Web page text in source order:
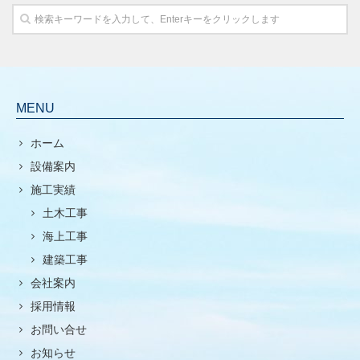
MENU
ホーム
設備案内
施工実績
土木工事
海上工事
建築工事
会社案内
採用情報
お問い合せ
お知らせ